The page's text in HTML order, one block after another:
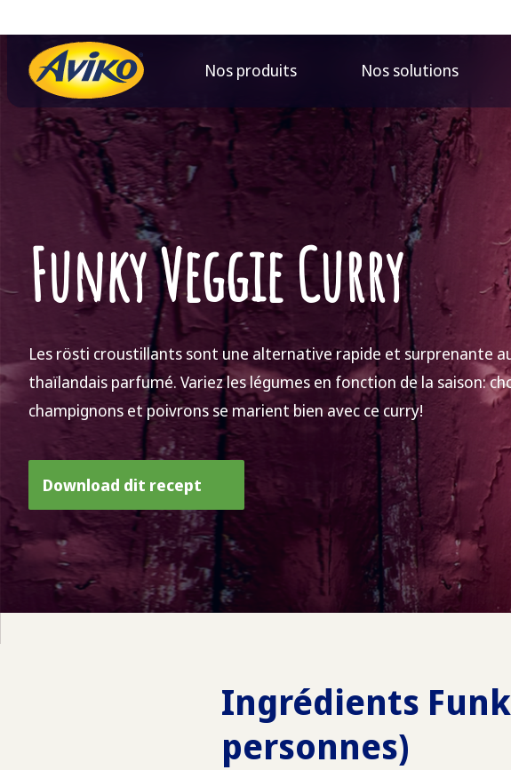
Nos produits Nos solutions
Funky Veggie Curry
Les rösti croustillants sont une alternative rapide et surprenante
thaïlandais parfumé. Variez les légumes en fonction de la saison:
champignons et poivrons se marient bien avec ce curry!
Download dit recept
Ingrédients
personnes)